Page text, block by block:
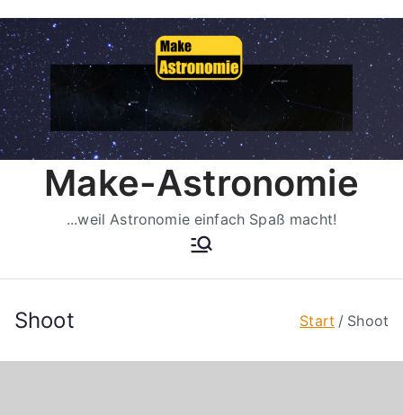
Inhalt
springen
Make-Astronomie
...weil Astronomie einfach Spaß macht!
Shoot Start Shoot